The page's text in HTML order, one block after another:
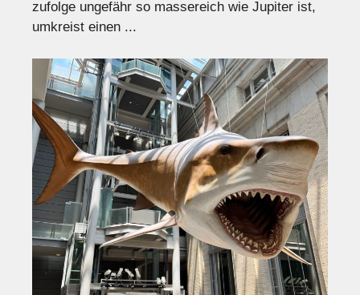
zufolge ungefähr so ​​massereich wie Jupiter ist,
umkreist einen ...